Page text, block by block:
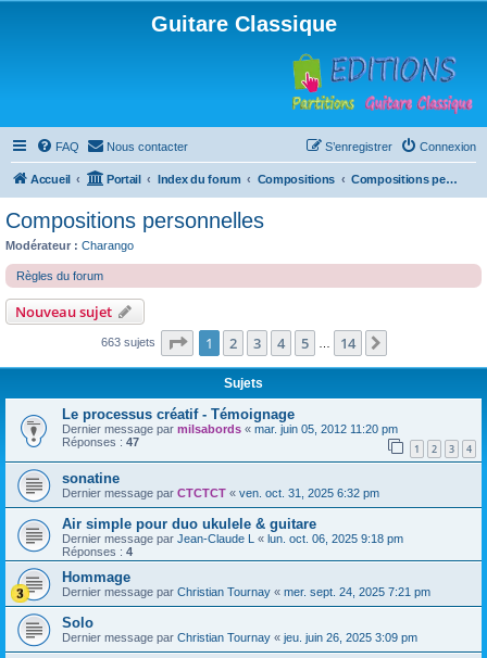
Guitare Classique
FAQ Nous contacter Connexion
S’enregistrer
Accueil Portail Index du forum Compositions Compositions personnelles
Compositions personnelles
Modérateur : Charango
Règles du forum
Nouveau sujet
663 sujets Page 1sur14
1 2 3 4 5 14
Sujets
Le processus créatif - Témoignage
Dernier message par milsabords « mar. juin 05, 2012 11:20 pm
Réponses : 47 1 2 3 4
sonatine
Dernier message par CTCTCT « ven. oct. 31, 2025 6:32 pm
Air simple pour duo ukulele & guitare
Dernier message par Jean-Claude L « lun. oct. 06, 2025 9:18 pm
Réponses : 4
Hommage
Dernier message par Christian Tournay « mer. sept. 24, 2025 7:21 pm
Solo
Dernier message par Christian Tournay « jeu. juin 26, 2025 3:09 pm